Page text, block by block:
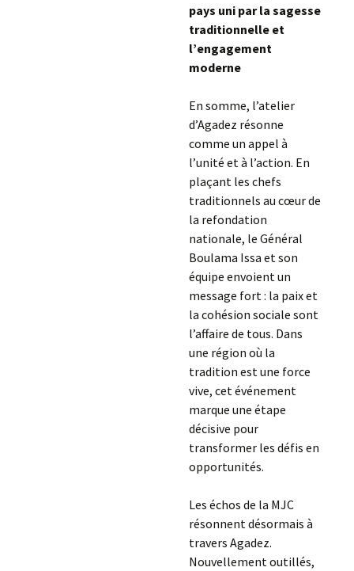
pays uni par la sagesse
traditionnelle et
l’engagement
moderne
En somme, l’atelier
d’Agadez résonne
comme un appel à
l’unité et à l’action. En
plaçant les chefs
traditionnels au cœur de
la refondation
nationale, le Général
Boulama Issa et son
équipe envoient un
message fort : la paix et
la cohésion sociale sont
l’affaire de tous. Dans
une région où la
tradition est une force
vive, cet événement
marque une étape
décisive pour
transformer les défis en
opportunités.
Les échos de la MJC
résonnent désormais à
travers Agadez.
Nouvellement outillés,